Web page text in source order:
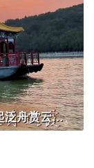
北京多家市属公园延时开放游船，一起泛舟赏云霞！